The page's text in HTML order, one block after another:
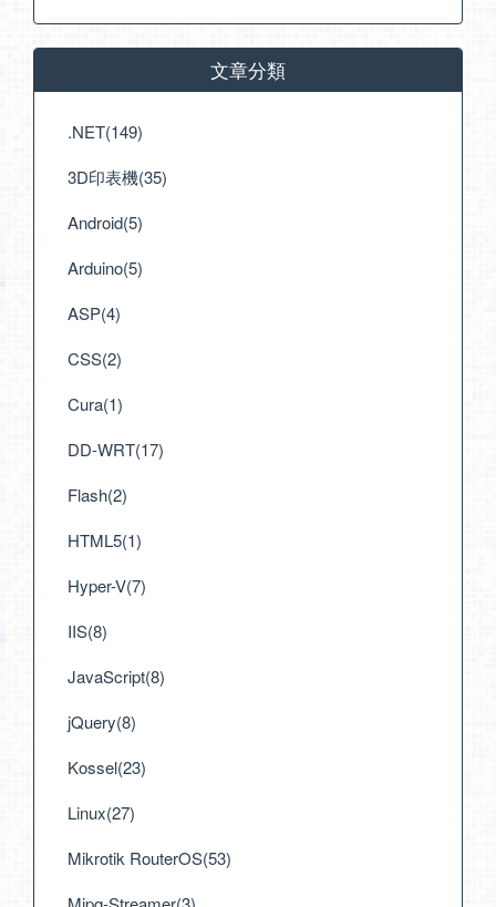
文章分類
.NET(149)
3D印表機(35)
Android(5)
Arduino(5)
ASP(4)
CSS(2)
Cura(1)
DD-WRT(17)
Flash(2)
HTML5(1)
Hyper-V(7)
IIS(8)
JavaScript(8)
jQuery(8)
Kossel(23)
Linux(27)
Mikrotik RouterOS(53)